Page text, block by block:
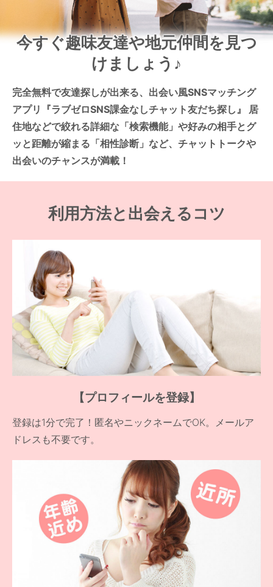
今すぐ趣味友達や地元仲間を見つ
けましょう♪
完全無料で友達探しが出来る、出会い風SNSマッチング
アプリ『ラブゼロSNS課金なしチャット友だち探し』 居
住地などで絞れる詳細な「検索機能」や好みの相手とグ
ッと距離が縮まる「相性診断」など、チャットトークや
出会いのチャンスが満載！
利用方法と出会えるコツ
【プロフィールを登録】
登録は1分で完了！匿名やニックネームでOK。メールア
ドレスも不要です。